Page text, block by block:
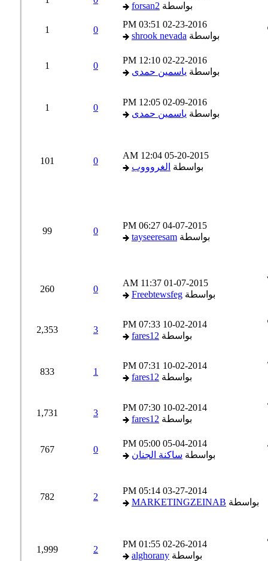
بواسطةforsan2
02-23-2016
03:51 PM
بواسطةshrook nevada
02-22-2016
12:10 PM
بواسطةياسمين حمدى
02-09-2016
12:05 PM
بواسطةياسمين حمدى
05-20-2015
12:04 AM
بواسطةالغروووب
101
04-07-2015
06:27 PM
بواسطةtayseeresam
99
01-07-2015
11:37 AM
بواسطةFreebtewsfeg
260
10-02-2014
07:33 PM
بواسطةfares12
2,353
10-02-2014
07:31 PM
بواسطةfares12
833
10-02-2014
07:30 PM
بواسطةfares12
1,731
05-04-2014
05:00 PM
بواسطةساكنة الجنان
767
03-27-2014
05:14 PM
بواسطةMARKETINGZEINAB
782
02-26-2014
01:55 PM
بواسطةalghorany
1,999